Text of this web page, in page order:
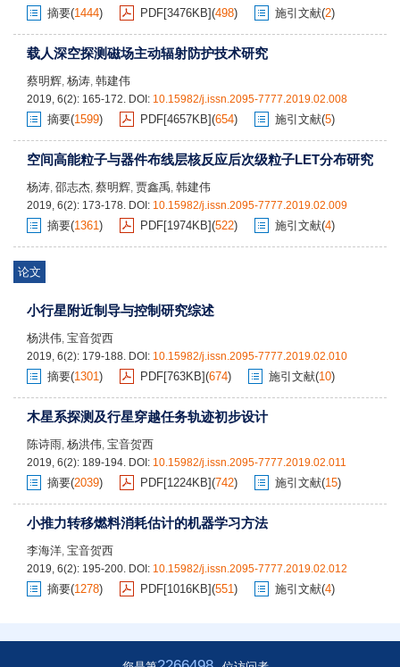
摘要(1444) PDF[3476KB](498) 施引文献(2)
载人深空探测磁场主动辐射防护技术研究
蔡明辉, 杨涛, 韩建伟
2019, 6(2): 165-172. DOI: 10.15982/j.issn.2095-7777.2019.02.008
摘要(1599) PDF[4657KB](654) 施引文献(5)
空间高能粒子与器件布线层核反应后次级粒子LET分布研究
杨涛, 邵志杰, 蔡明辉, 贾鑫禹, 韩建伟
2019, 6(2): 173-178. DOI: 10.15982/j.issn.2095-7777.2019.02.009
摘要(1361) PDF[1974KB](522) 施引文献(4)
论文
小行星附近制导与控制研究综述
杨洪伟, 宝音贺西
2019, 6(2): 179-188. DOI: 10.15982/j.issn.2095-7777.2019.02.010
摘要(1301) PDF[763KB](674) 施引文献(10)
木星系探测及行星穿越任务轨迹初步设计
陈诗雨, 杨洪伟, 宝音贺西
2019, 6(2): 189-194. DOI: 10.15982/j.issn.2095-7777.2019.02.011
摘要(2039) PDF[1224KB](742) 施引文献(15)
小推力转移燃料消耗估计的机器学习方法
李海洋, 宝音贺西
2019, 6(2): 195-200. DOI: 10.15982/j.issn.2095-7777.2019.02.012
摘要(1278) PDF[1016KB](551) 施引文献(4)